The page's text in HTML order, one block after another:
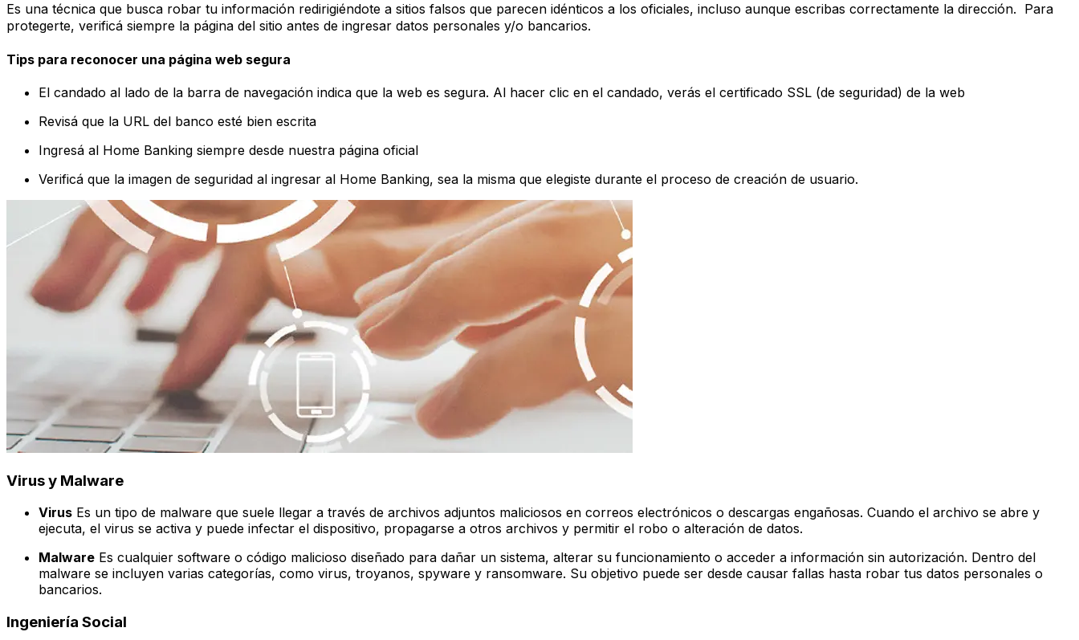
Es una técnica que busca robar tu información redirigiéndote a sitios falsos que parecen idénticos a los oficiales, incluso aunque escribas correctamente la dirección. Para
protegerte, verificá siempre la página del sitio antes de ingresar datos personales y/o bancarios.
Tips para reconocer una página web segura
El candado al lado de la barra de navegación indica que la web es segura. Al hacer clic en el candado, verás el certificado SSL (de seguridad) de la web
Revisá que la URL del banco esté bien escrita
Ingresá al Home Banking siempre desde nuestra página oficial
Verificá que la imagen de seguridad al ingresar al Home Banking, sea la misma que elegiste durante el proceso de creación de usuario.
Virus y Malware
Virus Es un tipo de malware que suele llegar a través de archivos adjuntos maliciosos en correos electrónicos o descargas engañosas. Cuando el archivo se abre y
ejecuta, el virus se activa y puede infectar el dispositivo, propagarse a otros archivos y permitir el robo o alteración de datos.
Malware Es cualquier software o código malicioso diseñado para dañar un sistema, alterar su funcionamiento o acceder a información sin autorización. Dentro del
malware se incluyen varias categorías, como virus, troyanos, spyware y ransomware. Su objetivo puede ser desde causar fallas hasta robar tus datos personales o
bancarios.
Ingeniería Social